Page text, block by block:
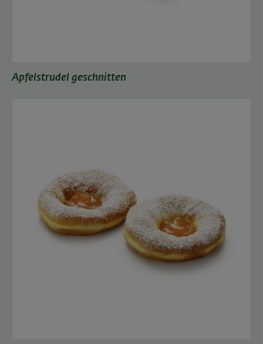
Apfelstrudel geschnitten